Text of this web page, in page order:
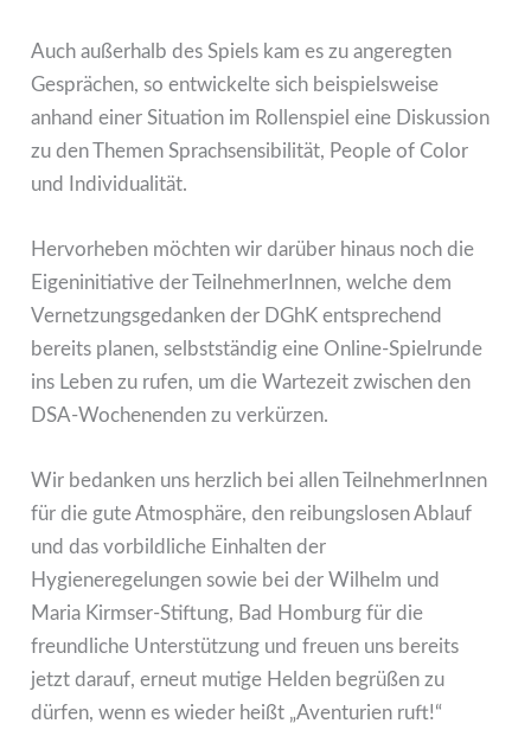
Auch außerhalb des Spiels kam es zu angeregten
Gesprächen, so entwickelte sich beispielsweise
anhand einer Situation im Rollenspiel eine Diskussion
zu den Themen Sprachsensibilität, People of Color
und Individualität.
Hervorheben möchten wir darüber hinaus noch die
Eigeninitiative der TeilnehmerInnen, welche dem
Vernetzungsgedanken der DGhK entsprechend
bereits planen, selbstständig eine Online-Spielrunde
ins Leben zu rufen, um die Wartezeit zwischen den
DSA-Wochenenden zu verkürzen.
Wir bedanken uns herzlich bei allen TeilnehmerInnen
für die gute Atmosphäre, den reibungslosen Ablauf
und das vorbildliche Einhalten der
Hygieneregelungen sowie bei der Wilhelm und
Maria Kirmser-Stiftung, Bad Homburg für die
freundliche Unterstützung und freuen uns bereits
jetzt darauf, erneut mutige Helden begrüßen zu
dürfen, wenn es wieder heißt „Aventurien ruft!“